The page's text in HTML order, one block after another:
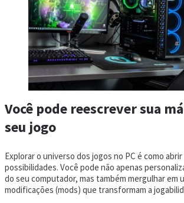
Você pode reescrever sua
seu jogo
Explorar o universo dos jogos no PC é como abrir
possibilidades. Você pode não apenas
do seu computador, mas também mergulhar em
modificações (mods) que transformam a